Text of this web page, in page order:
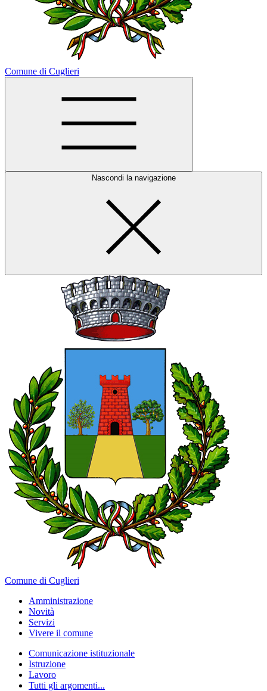
Comune di Cuglieri
Nascondi la navigazione
Comune di Cuglieri
Amministrazione
Novità
Servizi
Vivere il comune
Comunicazione istituzionale
Istruzione
Lavoro
Tutti gli argomenti...